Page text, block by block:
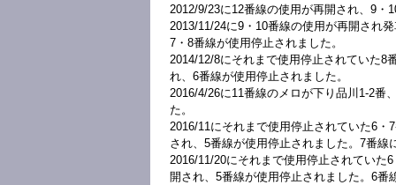
2012/9/23に12番線の使用が再開され、9・
2013/11/24に9・10番線の使用が再開され
7・8番線が使用停止されました。
2014/12/8にそれまで使用停止されていた8
れ、6番線が使用停止されました。
2016/4/26に11番線のメロが下り品川1-2番
た。
2016/11にそれまで使用停止されていた6
され、5番線が使用停止されました。7番線
2016/11/20にそれまで使用停止されていた
開され、5番線が使用停止されました。6番